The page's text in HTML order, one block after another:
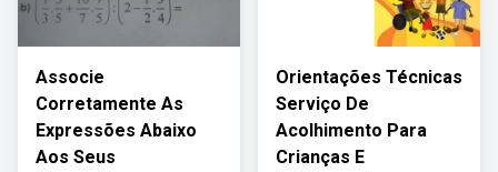
Associe
Corretamente As
Expressões Abaixo
Aos Seus
Orientações Técnicas
Serviço De
Acolhimento Para
Crianças E